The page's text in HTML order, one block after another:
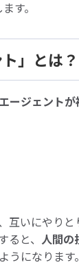
す。
」とは？
ージェント
互いにやり
と、 人間の
ようになります。